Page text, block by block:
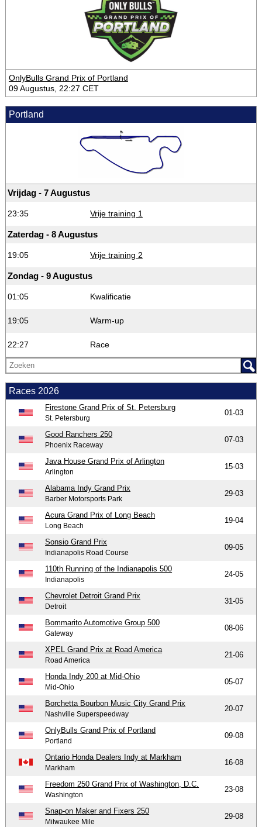
OnlyBulls Grand Prix of Portland
09 Augustus, 22:27 CET
Portland
Vrijdag - 7 Augustus
23:35 Vrije training 1
Zaterdag - 8 Augustus
19:05 Vrije training 2
Zondag - 9 Augustus
01:05 Kwalificatie
19:05 Warm-up
22:27 Race
Races 2026
Firestone Grand Prix of St. Petersburg
St. Petersburg
01-03
Good Ranchers 250
Phoenix Raceway
07-03
Java House Grand Prix of Arlington
Arlington
15-03
Alabama Indy Grand Prix
Barber Motorsports Park
29-03
Acura Grand Prix of Long Beach
Long Beach
19-04
Sonsio Grand Prix
Indianapolis Road Course
09-05
110th Running of the Indianapolis 500
Indianapolis
24-05
Chevrolet Detroit Grand Prix
Detroit
31-05
Bommarito Automotive Group 500
Gateway
08-06
XPEL Grand Prix at Road America
Road America
21-06
Honda Indy 200 at Mid-Ohio
Mid-Ohio
05-07
Borchetta Bourbon Music City Grand Prix
Nashville Superspeedway
20-07
OnlyBulls Grand Prix of Portland
Portland
09-08
Ontario Honda Dealers Indy at Markham
Markham
16-08
Freedom 250 Grand Prix of Washington, D.C.
Washington
23-08
Snap-on Maker and Fixers 250
Milwaukee Mile
29-08